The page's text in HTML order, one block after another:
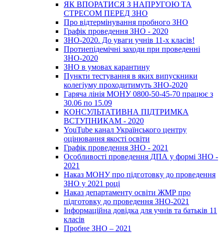
ЯК ВПОРАТИСЯ З НАПРУГОЮ ТА
СТРЕСОМ ПЕРЕД ЗНО
Про відтермінування пробного ЗНО
Графік проведення ЗНО - 2020
ЗНО-2020. До уваги учнів 11-х класів!
Протиепідемічні заходи при проведенні
ЗНО-2020
ЗНО в умовах карантину
Пункти тестування в яких випускники
колегіуму проходитимуть ЗНО-2020
Гаряча лінія МОНУ 0800-50-45-70 працює з
30.06 по 15.09
КОНСУЛЬТАТИВНА ПІДТРИМКА
ВСТУПНИКАМ - 2020
YouTube канал Українського центру
оцінювання якості освіти
Графік проведення ЗНО - 2021
Особливості проведення ДПА у формі ЗНО -
2021
Наказ МОНУ про підготовку до проведення
ЗНО у 2021 році
Наказ департаменту освіти ЖМР про
підготовку до проведення ЗНО-2021
Інформаційна довідка для учнів та батьків 11
класів
Пробне ЗНО – 2021